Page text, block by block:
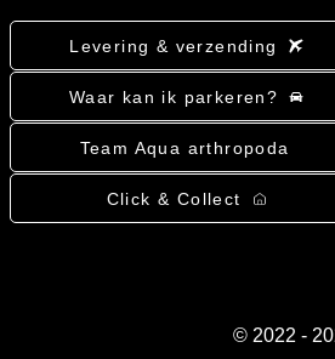
Levering & verzending
Waar kan ik parkeren?
Team Aqua arthropoda
Click & Collect
© 2022 -